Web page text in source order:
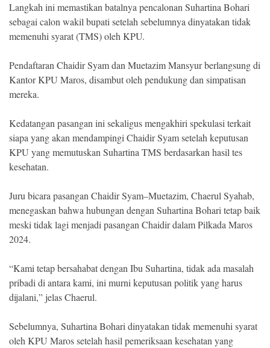
Langkah ini memastikan batalnya pencalonan Suhartina Bohari
sebagai calon wakil bupati setelah sebelumnya dinyatakan tidak
memenuhi syarat (TMS) oleh KPU.
Pendaftaran Chaidir Syam dan Muetazim Mansyur berlangsung di
Kantor KPU Maros, disambut oleh pendukung dan simpatisan
mereka.
Kedatangan pasangan ini sekaligus mengakhiri spekulasi terkait
siapa yang akan mendampingi Chaidir Syam setelah keputusan
KPU yang memutuskan Suhartina TMS berdasarkan hasil tes
kesehatan.
Juru bicara pasangan Chaidir Syam–Muetazim, Chaerul Syahab,
menegaskan bahwa hubungan dengan Suhartina Bohari tetap baik
meski tidak lagi menjadi pasangan Chaidir dalam Pilkada Maros
2024.
“Kami tetap bersahabat dengan Ibu Suhartina, tidak ada masalah
pribadi di antara kami, ini murni keputusan politik yang harus
dijalani,” jelas Chaerul.
Sebelumnya, Suhartina Bohari dinyatakan tidak memenuhi syarat
oleh KPU Maros setelah hasil pemeriksaan kesehatan yang